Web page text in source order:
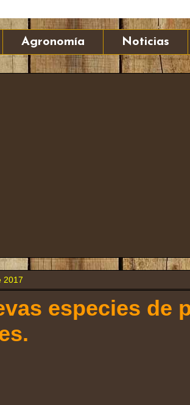
Agronomía Noticias
2017
especies de